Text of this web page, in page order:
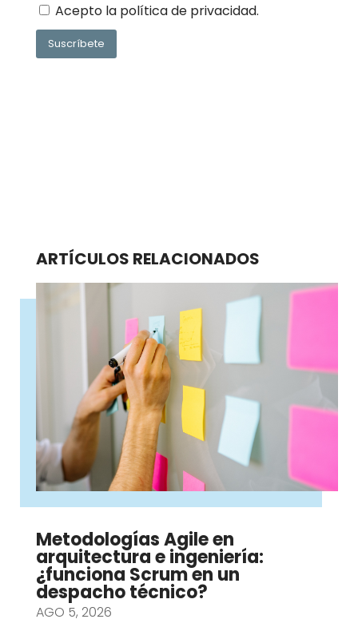
Acepto la política de privacidad.
Suscríbete
ARTÍCULOS RELACIONADOS
Metodologías Agile en
arquitectura e ingeniería:
¿funciona Scrum en un
despacho técnico?
AGO 5, 2026